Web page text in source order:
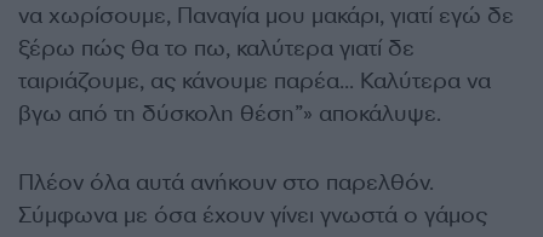
να χωρίσουμε, Παναγία μου μακάρι, γιατί εγώ δε
ξέρω πώς θα το πω, καλύτερα γιατί δε
ταιριάζουμε, ας κάνουμε παρέα… Καλύτερα να
βγω από τη δύσκολη θέση”» αποκάλυψε.
Πλέον όλα αυτά ανήκουν στο παρελθόν.
Σύμφωνα με όσα έχουν γίνει γνωστά ο γάμος